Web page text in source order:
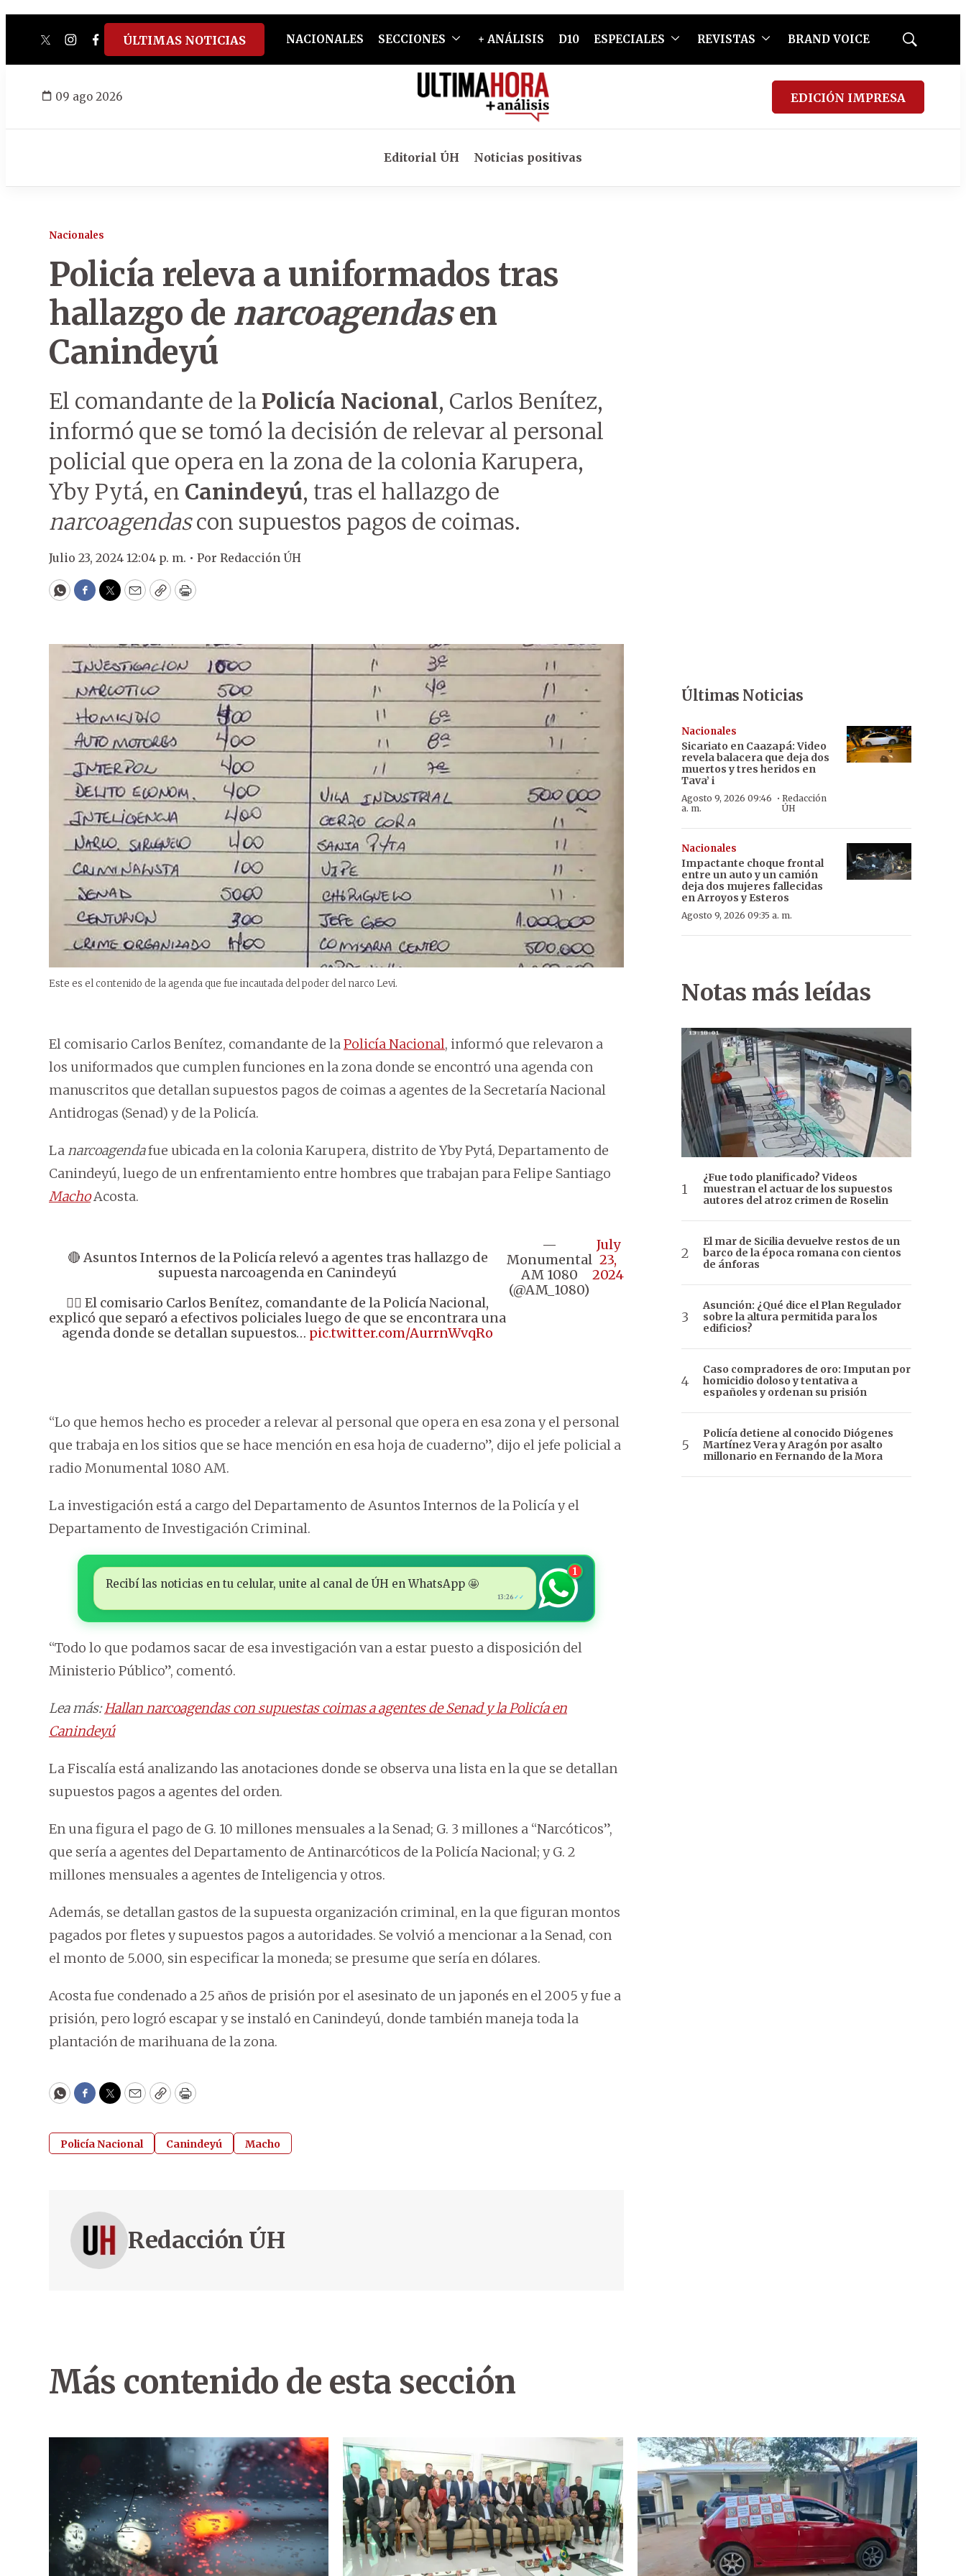
twitterinstagram
facebook
tiktokyoutube
spotify
ÚLTIMAS NOTICIAS NACIONALES SECCIONES + ANÁLISIS D10 ESPECIALES REVISTAS BRAND VOICE
Mostrar
09 ago 2026 EDICIÓN IMPRESA
Editorial ÚH Noticias positivas
Nacionales
Policía releva a uniformados tras
hallazgo de narcoagendasen
Canindeyú
El comandante de la Policía Nacional, Carlos Benítez,
informó que se tomó la decisión de relevar al personal
policial que opera en la zona de la colonia Karupera,
Yby Pytá, en Canindeyú, tras el hallazgo de
narcoagendascon supuestos pagos de coimas.
Julio 23, 2024 12:04 p. m. • Por Redacción ÚH
WhatsApp
Facebook
Twitter
EmailCopyPrint
Este es el contenido de la agenda que fue incautada del poder del narco Levi.
El comisario Carlos Benítez, comandante de laPolicía Nacional, informó que relevaron a
los uniformados que cumplen funciones en la zona donde se encontró una agenda con
manuscritos que detallan supuestos pagos de coimas a agentes de la Secretaría Nacional
Antidrogas (Senad) y de la Policía.
Lanarcoagendafue ubicada en la colonia Karupera, distrito de Yby Pytá, Departamento de
Canindeyú, luego de un enfrentamiento entre hombres que trabajan para Felipe Santiago
MachoAcosta.
🔴 Asuntos Internos de la Policía relevó a agentes tras hallazgo de
supuesta narcoagenda en Canindeyú
👉🏼 El comisario Carlos Benítez, comandante de la Policía Nacional,
explicó que separó a efectivos policiales luego de que se encontrara una
agenda donde se detallan supuestos… pic.twitter.com/AurrnWvqRo
—
Monumental
AM 1080
(@AM_1080)
July
23,
2024
“Lo que hemos hecho es proceder a relevar al personal que opera en esa zona y el personal
que trabaja en los sitios que se hace mención en esa hoja de cuaderno”, dijo el jefe policial a
radio Monumental 1080 AM.
La investigación está a cargo del Departamento de Asuntos Internos de la Policía y el
Departamento de Investigación Criminal.
Recibí las noticias en tu celular, unite al canal de ÚH en WhatsApp 🤩
13:26 ✓✓
1
“Todo lo que podamos sacar de esa investigación van a estar puesto a disposición del
Ministerio Público”, comentó.
Lea más:Hallan narcoagendas con supuestas coimas a agentes de Senad y la Policía en
Canindeyú
La Fiscalía está analizando las anotaciones donde se observa una lista en la que se detallan
supuestos pagos a agentes del orden.
En una figura el pago de G. 10 millones mensuales a la Senad; G. 3 millones a “Narcóticos”,
que sería a agentes del Departamento de Antinarcóticos de la Policía Nacional; y G. 2
millones mensuales a agentes de Inteligencia y otros.
Además, se detallan gastos de la supuesta organización criminal, en la que figuran montos
pagados por fletes y supuestos pagos a autoridades. Se volvió a mencionar a la Senad, con
el monto de 5.000, sin especificar la moneda; se presume que sería en dólares.
Acosta fue condenado a 25 años de prisión por el asesinato de un japonés en el 2005 y fue a
prisión, pero logró escapar y se instaló en Canindeyú, donde también maneja toda la
plantación de marihuana de la zona.
WhatsApp
Facebook
Twitter
EmailCopyPrint
Policía Nacional Canindeyú Macho
Redacción ÚH
Últimas Noticias
Nacionales
Sicariato en Caazapá: Video
revela balacera que deja dos
muertos y tres heridos en
Tava’ i
Agosto 9, 2026 09:46
a. m.
·Redacción
ÚH
Nacionales
Impactante choque frontal
entre un auto y un camión
deja dos mujeres fallecidas
en Arroyos y Esteros
Agosto 9, 2026 09:35 a. m.
Notas más leídas
¿Fue todo planificado? Videos
muestran el actuar de los supuestos
autores del atroz crimen de Roselin
El mar de Sicilia devuelve restos de un
barco de la época romana con cientos
de ánforas
Asunción: ¿Qué dice el Plan Regulador
sobre la altura permitida para los
edificios?
Caso compradores de oro: Imputan por
homicidio doloso y tentativa a
españoles y ordenan su prisión
Policía detiene al conocido Diógenes
Martínez Vera y Aragón por asalto
millonario en Fernando de la Mora
Más contenido de esta sección